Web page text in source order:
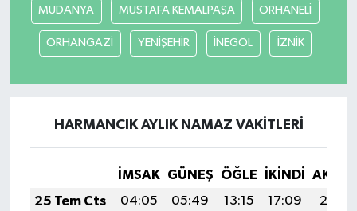
MUDANYA MUSTAFA KEMALPAŞA ORHANELİ
ORHANGAZİ YENİŞEHİR İNEGÖL İZNİK
HARMANCIK AYLIK NAMAZ VAKITLERI
İMSAK GÜNEŞ ÖĞLE İKINDI
25 Tem Cts
04:05 05:49 13:15 17:09
20:31